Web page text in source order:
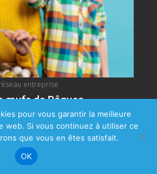
entreprise
œufs de Pâques
en France officielles Pâques
bien des souvenirs...
pour vous garantir la meilleure
web. Si vous continuez à utiliser ce
que vous en êtes satisfait.
OK